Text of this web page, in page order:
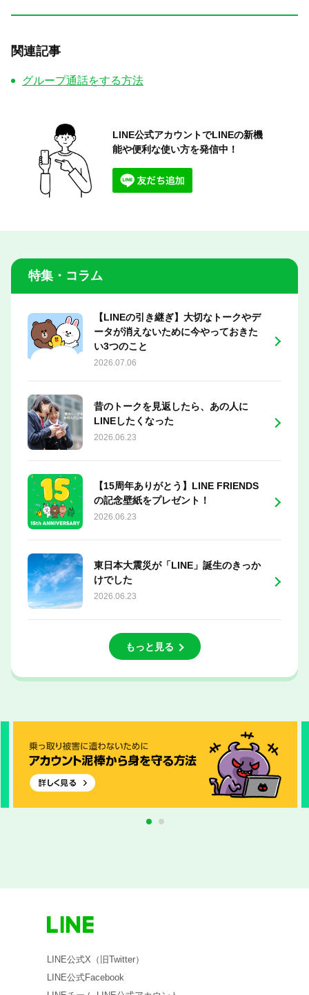
関連記事
グループ通話をする方法
LINE公式アカウントでLINEの新機
能や便利な使い方を発信中！
特集・コラム
【LINEの引き継ぎ】大切なトークやデ
ータが消えないために今やっておきた
い3つのこと
2026.07.06
昔のトークを見返したら、あの人に
LINEしたくなった
2026.06.23
【15周年ありがとう】LINE FRIENDS
の記念壁紙をプレゼント！
2026.06.23
東日本大震災が「LINE」誕生のきっか
けでした
2026.06.23
もっと見る
1 2
LINE公式X（旧Twitter）
LINE公式Facebook